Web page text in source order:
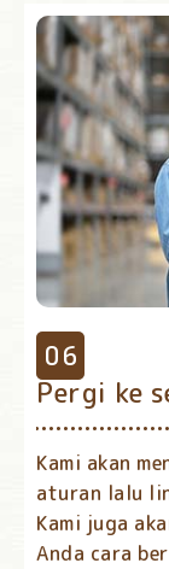
Pergi ke
Kami akan
aturan lalu
Kami juga
Anda cara